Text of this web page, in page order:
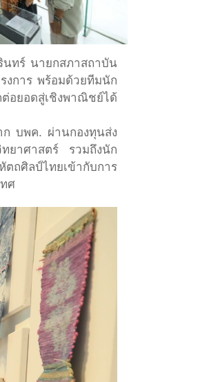
นทร์ นายกสภาสถาบัน
การ พร้อมด้วยทีมนัก
อยอดสู่เชิงพาณิชย์ได้
ก บพค. ผ่านกองทุนส่ง
ยาศาสตร์ รวมถึงนัก
ถศิลป์ไทยเข้ากับการ
ศ